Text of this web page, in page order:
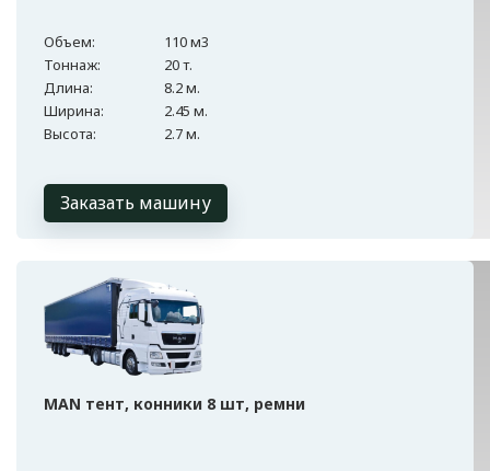
Объем:
110 м3
Тоннаж:
20 т.
Длина:
8.2 м.
Ширина:
2.45 м.
Высота:
2.7 м.
Заказать машину
MAN тент, конники 8 шт, ремни